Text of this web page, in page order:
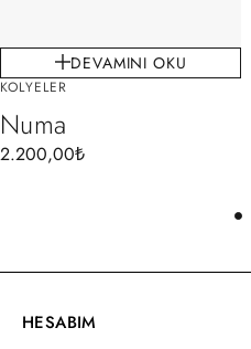
DEVAMINI OKU
KOLYELER
Numa
2.200,00₺
HESABIM